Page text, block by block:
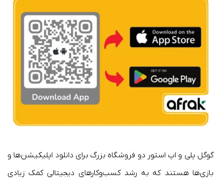
گوگل پلی و اپ استور دو فروشگاه بزرگ برای دانلود اپلیکیشن‌ها و
بازی‌ها هستند که به رشد کسب‌وکارهای دیجیتالی کمک زیادی